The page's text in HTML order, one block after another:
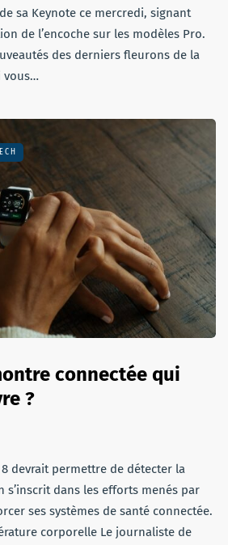
sa Keynote ce mercredi, signant
de l’encoche sur les modèles Pro.
des derniers fleurons de la
vous…
connectée qui
?
devrait permettre de détecter la
s’inscrit dans les efforts menés par
ses systèmes de santé connectée.
corporelle Le journaliste de